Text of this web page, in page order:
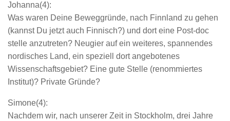
Johanna(4):
Was waren Deine Beweggründe, nach Finnland zu gehen
(kannst Du jetzt auch Finnisch?) und dort eine Post-doc
stelle anzutreten? Neugier auf ein weiteres, spannendes
nordisches Land, ein speziell dort angebotenes
Wissenschaftsgebiet? Eine gute Stelle (renommiertes
Institut)? Private Gründe?
Simone(4):
Nachdem wir, nach unserer Zeit in Stockholm, drei Jahre